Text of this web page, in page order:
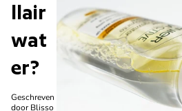
llair
wat
er?
Geschreven
door Blisso